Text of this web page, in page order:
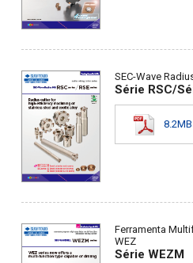
SEC-Wave
Série RSC/
8.2MB
Ferramenta
WEZ
Série WEZM